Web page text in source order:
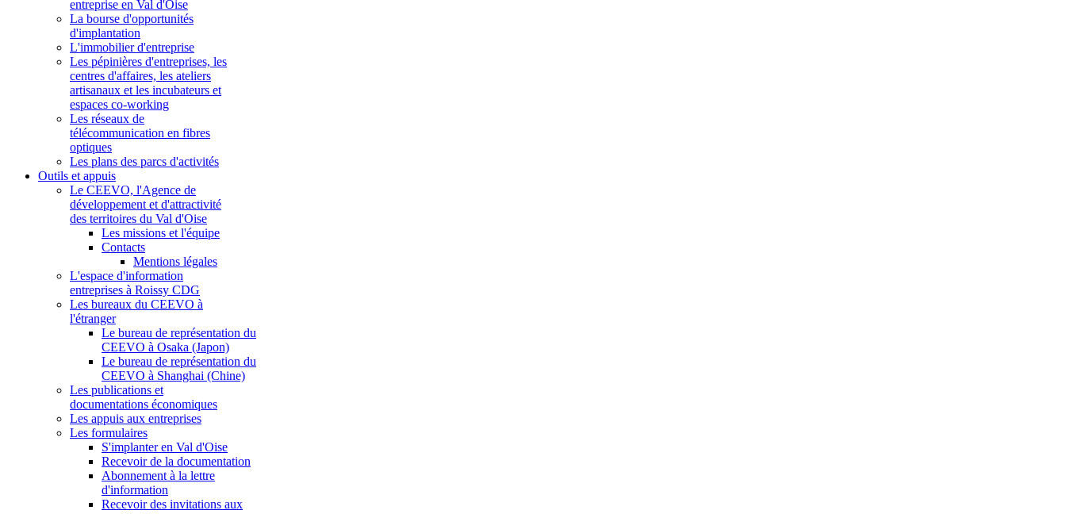
entreprise en Val d'Oise
La bourse d'opportunités
d'implantation
L'immobilier d'entreprise
Les pépinières d'entreprises, les
centres d'affaires, les ateliers
artisanaux et les incubateurs et
espaces co-working
Les réseaux de
télécommunication en fibres
optiques
Les plans des parcs d'activités
Outils et appuis
Le CEEVO, l'Agence de
développement et d'attractivité
des territoires du Val d'Oise
Les missions et l'équipe
Contacts
Mentions légales
L'espace d'information
entreprises à Roissy CDG
Les bureaux du CEEVO à
l'étranger
Le bureau de représentation du
CEEVO à Osaka (Japon)
Le bureau de représentation du
CEEVO à Shanghai (Chine)
Les publications et
documentations économiques
Les appuis aux entreprises
Les formulaires
S'implanter en Val d'Oise
Recevoir de la documentation
Abonnement à la lettre
d'information
Recevoir des invitations aux